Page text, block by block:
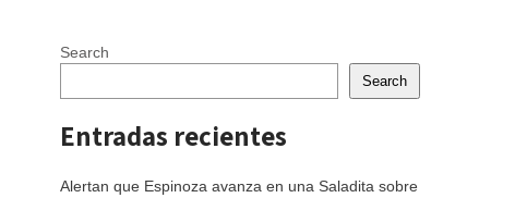
Search
Search
Entradas recientes
Alertan que Espinoza avanza en una Saladita sobre